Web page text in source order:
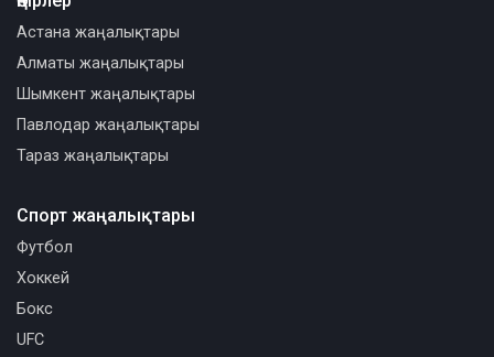
Астана жаңалықтары
Алматы жаңалықтары
Шымкент жаңалықтары
Павлодар жаңалықтары
Тараз жаңалықтары
Спорт жаңалықтары
Футбол
Хоккей
Бокс
UFC